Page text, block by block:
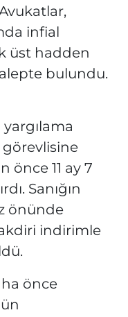
infial
üst hadden
bulundu.
görevlisine
önce 11 ay 7
Sanığın
önünde
indirimle
önce